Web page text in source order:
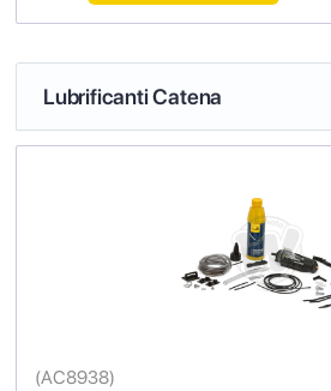
Lubrificanti Catena
(AC8938)